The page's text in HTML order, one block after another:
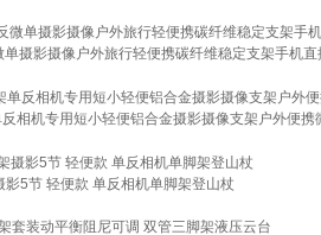
摄影摄像户外旅行轻便携碳纤维稳定支架手机
相机专用短小轻便铝合金摄影摄像支架户外便
5节 轻便款 单反相机单脚架登山杖